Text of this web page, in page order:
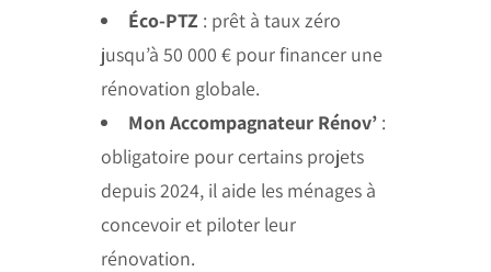
Éco-PTZ : prêt à taux zéro
jusqu’à 50 000 € pour financer une
rénovation globale.
Mon Accompagnateur Rénov’ :
obligatoire pour certains projets
depuis 2024, il aide les ménages à
concevoir et piloter leur
rénovation.